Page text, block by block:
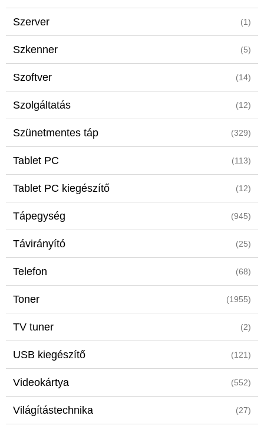
Szerver (1)
Szkenner (5)
Szoftver (14)
Szolgáltatás (12)
Szünetmentes táp (329)
Tablet PC (113)
Tablet PC kiegészítő (12)
Tápegység (945)
Távirányító (25)
Telefon (68)
Toner (1955)
TV tuner (2)
USB kiegészítő (121)
Videokártya (552)
Világítástechnika (27)